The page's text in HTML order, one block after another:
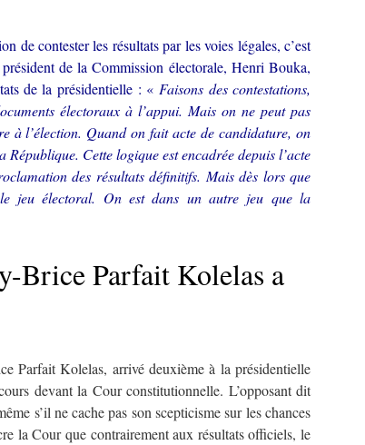
de contester les résultats par les voies légales, c’est
de la Commission électorale, Henri Bouka,
de la présidentielle : « Faisons des contestations,
électoraux à l’appui. Mais on ne peut pas
à l’élection. Quand on fait acte de candidature, on
Cette logique est encadrée depuis l’acte
des résultats définitifs. Mais dès lors que
jeu électoral. On est dans un autre jeu que la
Brice Parfait Kolelas a
Parfait Kolelas, arrivé deuxième à la présidentielle
devant la Cour constitutionnelle. L’opposant dit
s’il ne cache pas son scepticisme sur les chances
la Cour que contrairement aux résultats officiels, le